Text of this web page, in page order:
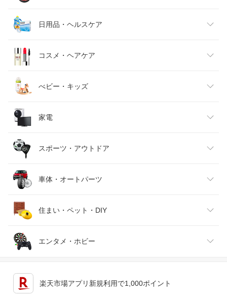
メンズファッション
キッズファッション
ベビーファッション
インナー・下着・ナイトウェア
バッグ・小物・ブランド雑貨
靴
腕時計
ジュエリー・アクセサリー
食品
スイーツ・お菓子
水・ソフトドリンク
ビール・洋酒
ワイン
日本酒・焼酎
日用品・ヘルスケア
日用品雑貨・文房具・手芸
ダイエット・健康
医薬品・コンタクト・介護
コスメ・ヘアケア
美容・コスメ・香水
べビー・キッズ
キッズ・ベビー・マタニティ
おもちゃ
家電
家電
TV・オーディオ・カメラ
スマートフォン・タブレット
パソコン・周辺機器
スポーツ・アウトドア
スポーツ・アウトドア
ゴルフ
車体・オートパーツ
車用品・バイク用品
車・バイク
住まい・ペット・DIY
インテリア・寝具・収納
エンタメ・ホビー
楽天市場アプリ新規利用で1,000ポイント